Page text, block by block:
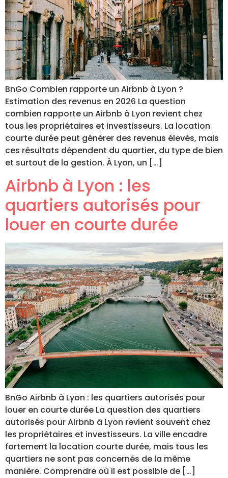
BnGo Combien rapporte un Airbnb à Lyon ?
Estimation des revenus en 2026 La question
combien rapporte un Airbnb à Lyon revient chez
tous les propriétaires et investisseurs. La location
courte durée peut générer des revenus élevés, mais
ces résultats dépendent du quartier, du type de bien
et surtout de la gestion. À Lyon, un […]
Airbnb à Lyon : les
quartiers autorisés pour
louer en courte durée
BnGo Airbnb à Lyon : les quartiers autorisés pour
louer en courte durée La question des quartiers
autorisés pour Airbnb à Lyon revient souvent chez
les propriétaires et investisseurs. La ville encadre
fortement la location courte durée, mais tous les
quartiers ne sont pas concernés de la même
manière. Comprendre où il est possible de […]